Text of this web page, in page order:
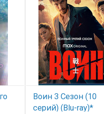
Воин 3 Сезон (10
серий) (Blu-ray)*